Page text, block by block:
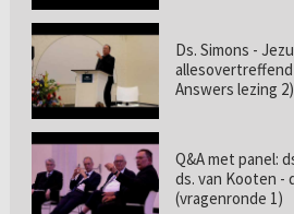
Ds. Simons -
Answers lezing 2)
Q&A met panel:
ds. van Kooten -
(vragenronde 1)